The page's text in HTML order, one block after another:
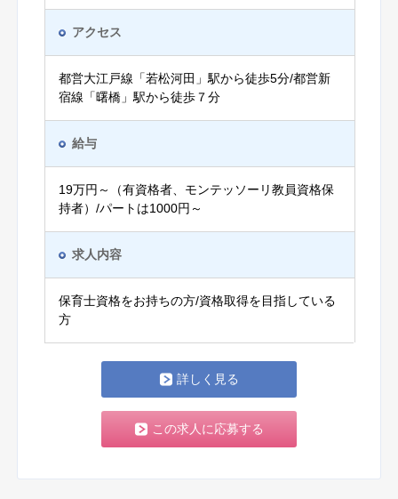
アクセス
都営大江戸線「若松河田」駅から徒歩5分/都営新
宿線「曙橋」駅から徒歩７分
給与
19万円～（有資格者、モンテッソーリ教員資格保
持者）/パートは1000円～
求人内容
保育士資格をお持ちの方/資格取得を目指している
方
詳しく見る
この求人に応募する